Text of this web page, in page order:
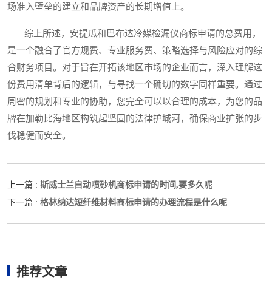
场准入壁垒的建立和品牌资产的长期增值上。
综上所述，安提瓜和巴布达冷媒检漏仪商标申请的总费用，
是一个融合了官方规费、专业服务费、策略选择与风险应对的综
合财务项目。对于旨在开拓该地区市场的企业而言，深入理解这
份费用清单背后的逻辑，与寻找一个确切的数字同样重要。通过
周密的规划和专业的协助，您完全可以以合理的成本，为您的品
牌在加勒比海地区构筑起坚固的法律护城河，确保商业扩张的步
伐稳健而安全。
上一篇 : 斯威士兰自动喷砂机商标申请的时间,要多久呢
下一篇 : 格林纳达短纤维材料商标申请的办理流程是什么呢
推荐文章